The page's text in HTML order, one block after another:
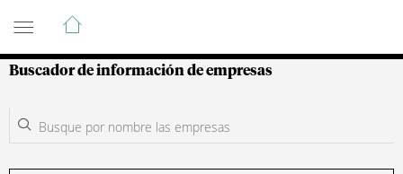
Guía de Empresas Colombianas
Buscador de información de empresas